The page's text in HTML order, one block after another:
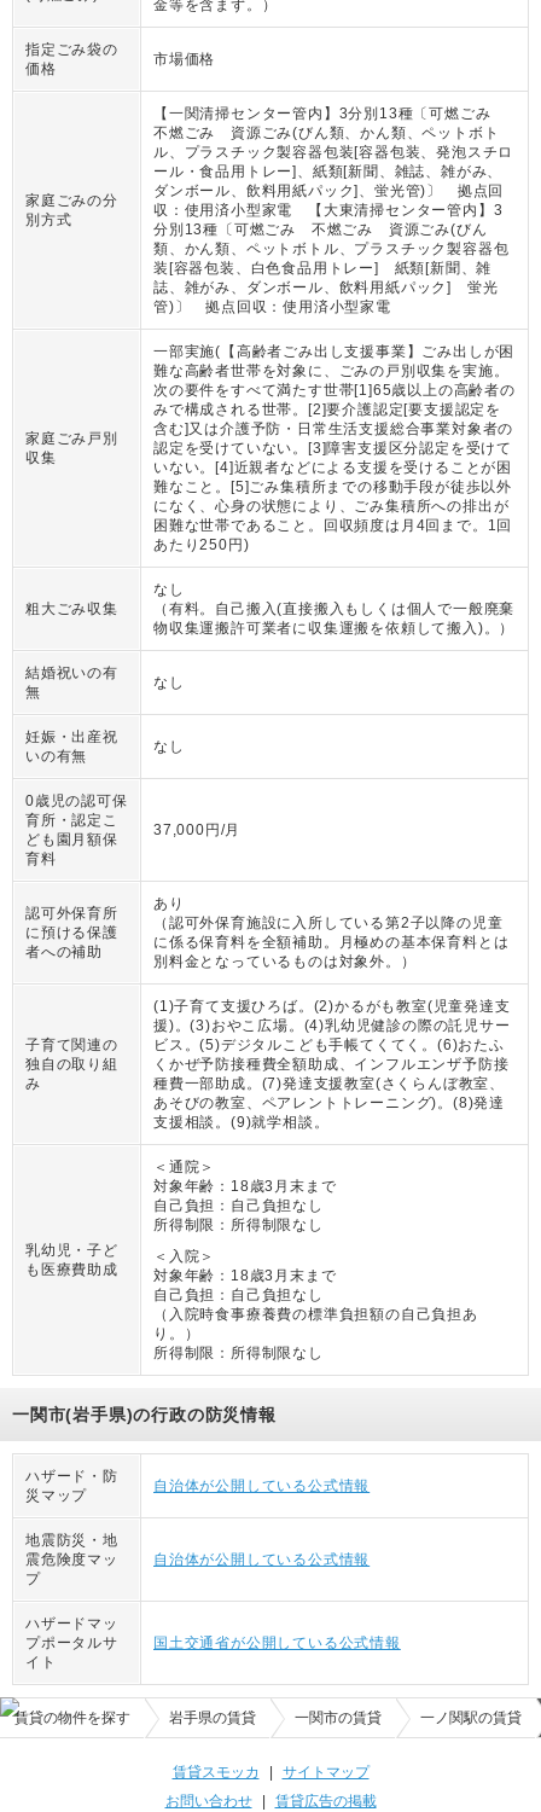
金等を含まず。
）
指定ごみ袋の
価格
市場価格
家庭ごみの分
別方式
【一関清掃センター管内】3分別13種〔可燃ごみ
不燃ごみ 資源ごみ(びん類、かん類、ペットボト
ル、プラスチック製容器包装[容器包装、発泡スチロ
ール・食品用トレー]、紙類[新聞、雑誌、雑がみ、
ダンボール、飲料用紙パック]、蛍光管)〕 拠点回
収：使用済小型家電 【大東清掃センター管内】3
分別13種〔可燃ごみ 不燃ごみ 資源ごみ(びん
類、かん類、ペットボトル、プラスチック製容器包
装[容器包装、白色食品用トレー] 紙類[新聞、雑
誌、雑がみ、ダンボール、飲料用紙パック] 蛍光
管)〕 拠点回収：使用済小型家電
家庭ごみ戸別
収集
一部実施(【高齢者ごみ出し支援事業】ごみ出しが困
難な高齢者世帯を対象に、ごみの戸別収集を実施。
次の要件をすべて満たす世帯[1]65歳以上の高齢者の
みで構成される世帯。[2]要介護認定[要支援認定を
含む]又は介護予防・日常生活支援総合事業対象者の
認定を受けていない。[3]障害支援区分認定を受けて
いない。[4]近親者などによる支援を受けることが困
難なこと。[5]ごみ集積所までの移動手段が徒歩以外
になく、心身の状態により、ごみ集積所への排出が
困難な世帯であること。回収頻度は月4回まで。1回
あたり250円)
粗大ごみ収集
なし
（ 有料。自己搬入(直接搬入もしくは個人で一般廃棄
物収集運搬許可業者に収集運搬を依頼して搬入)。
）
結婚祝いの有
無
なし
妊娠・出産祝
いの有無
なし
0歳児の認可保
育所・認定こ
ども園月額保
育料
37,000円/月
認可外保育所
に預ける保護
者への補助
あり
（ 認可外保育施設に入所している第2子以降の児童
に係る保育料を全額補助。月極めの基本保育料とは
別料金となっているものは対象外。
）
子育て関連の
独自の取り組
み
(1)子育て支援ひろば。(2)かるがも教室(児童発達支
援)。(3)おやこ広場。(4)乳幼児健診の際の託児サー
ビス。(5)デジタルこども手帳てくてく。(6)おたふ
くかぜ予防接種費全額助成、インフルエンザ予防接
種費一部助成。(7)発達支援教室(さくらんぼ教室、
あそびの教室、ペアレントトレーニング)。(8)発達
支援相談。(9)就学相談。
乳幼児・子ど
も医療費助成
＜通院＞
対象年齢： 18歳3月末まで
自己負担： 自己負担なし
所得制限： 所得制限なし
＜入院＞
対象年齢： 18歳3月末まで
自己負担： 自己負担なし
（ 入院時食事療養費の標準負担額の自己負担あ
り。
）
所得制限： 所得制限なし
一関市(岩手県)の行政の防災情報
ハザード・防
災マップ
自治体が公開している公式情報
地震防災・地
震危険度マッ
プ
自治体が公開している公式情報
ハザードマッ
プポータルサ
イト
国土交通省が公開している公式情報
賃貸の物件を探す 岩手県の賃貸 一関市の賃貸 一ノ関駅の賃貸
賃貸スモッカ | サイトマップ
お問い合わせ| 賃貸広告の掲載